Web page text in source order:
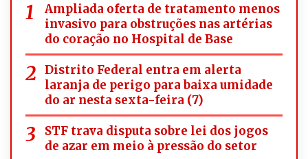
Ampliada oferta de tratamento menos
invasivo para obstruções nas artérias
do coração no Hospital de Base
Distrito Federal entra em alerta
laranja de perigo para baixa umidade
do ar nesta sexta-feira (7)
STF trava disputa sobre lei dos jogos
de azar em meio à pressão do setor